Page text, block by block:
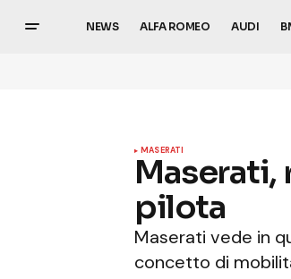
NEWS ALFA ROMEO AUDI
MASERATI
Maserati,
pilota
Maserati vede in
concetto di